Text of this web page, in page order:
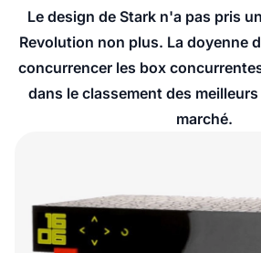
Le design de Stark n'a pas pris
Revolution non plus. La doyenne
concurrencer les box
dans le classement des
marché.